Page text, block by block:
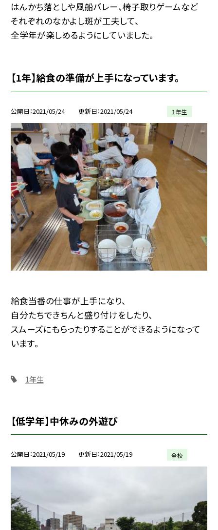
はんかち落としや風船バレー、椅子取りゲームなど
それぞれのなかよし斑が工夫して、
全学年が楽しめるようにしていました。
【1年】給食の準備が上手になっています。
公開日 2021/05/24 更新日 2021/05/24 １年生
給食当番の仕事が上手になり、
自分たちできちんと盛り付けをしたり、
スムーズにもらったりすることができるようになって
います。
1年生
【低学年】中休みの外遊び
公開日 2021/05/19 更新日 2021/05/19 全校